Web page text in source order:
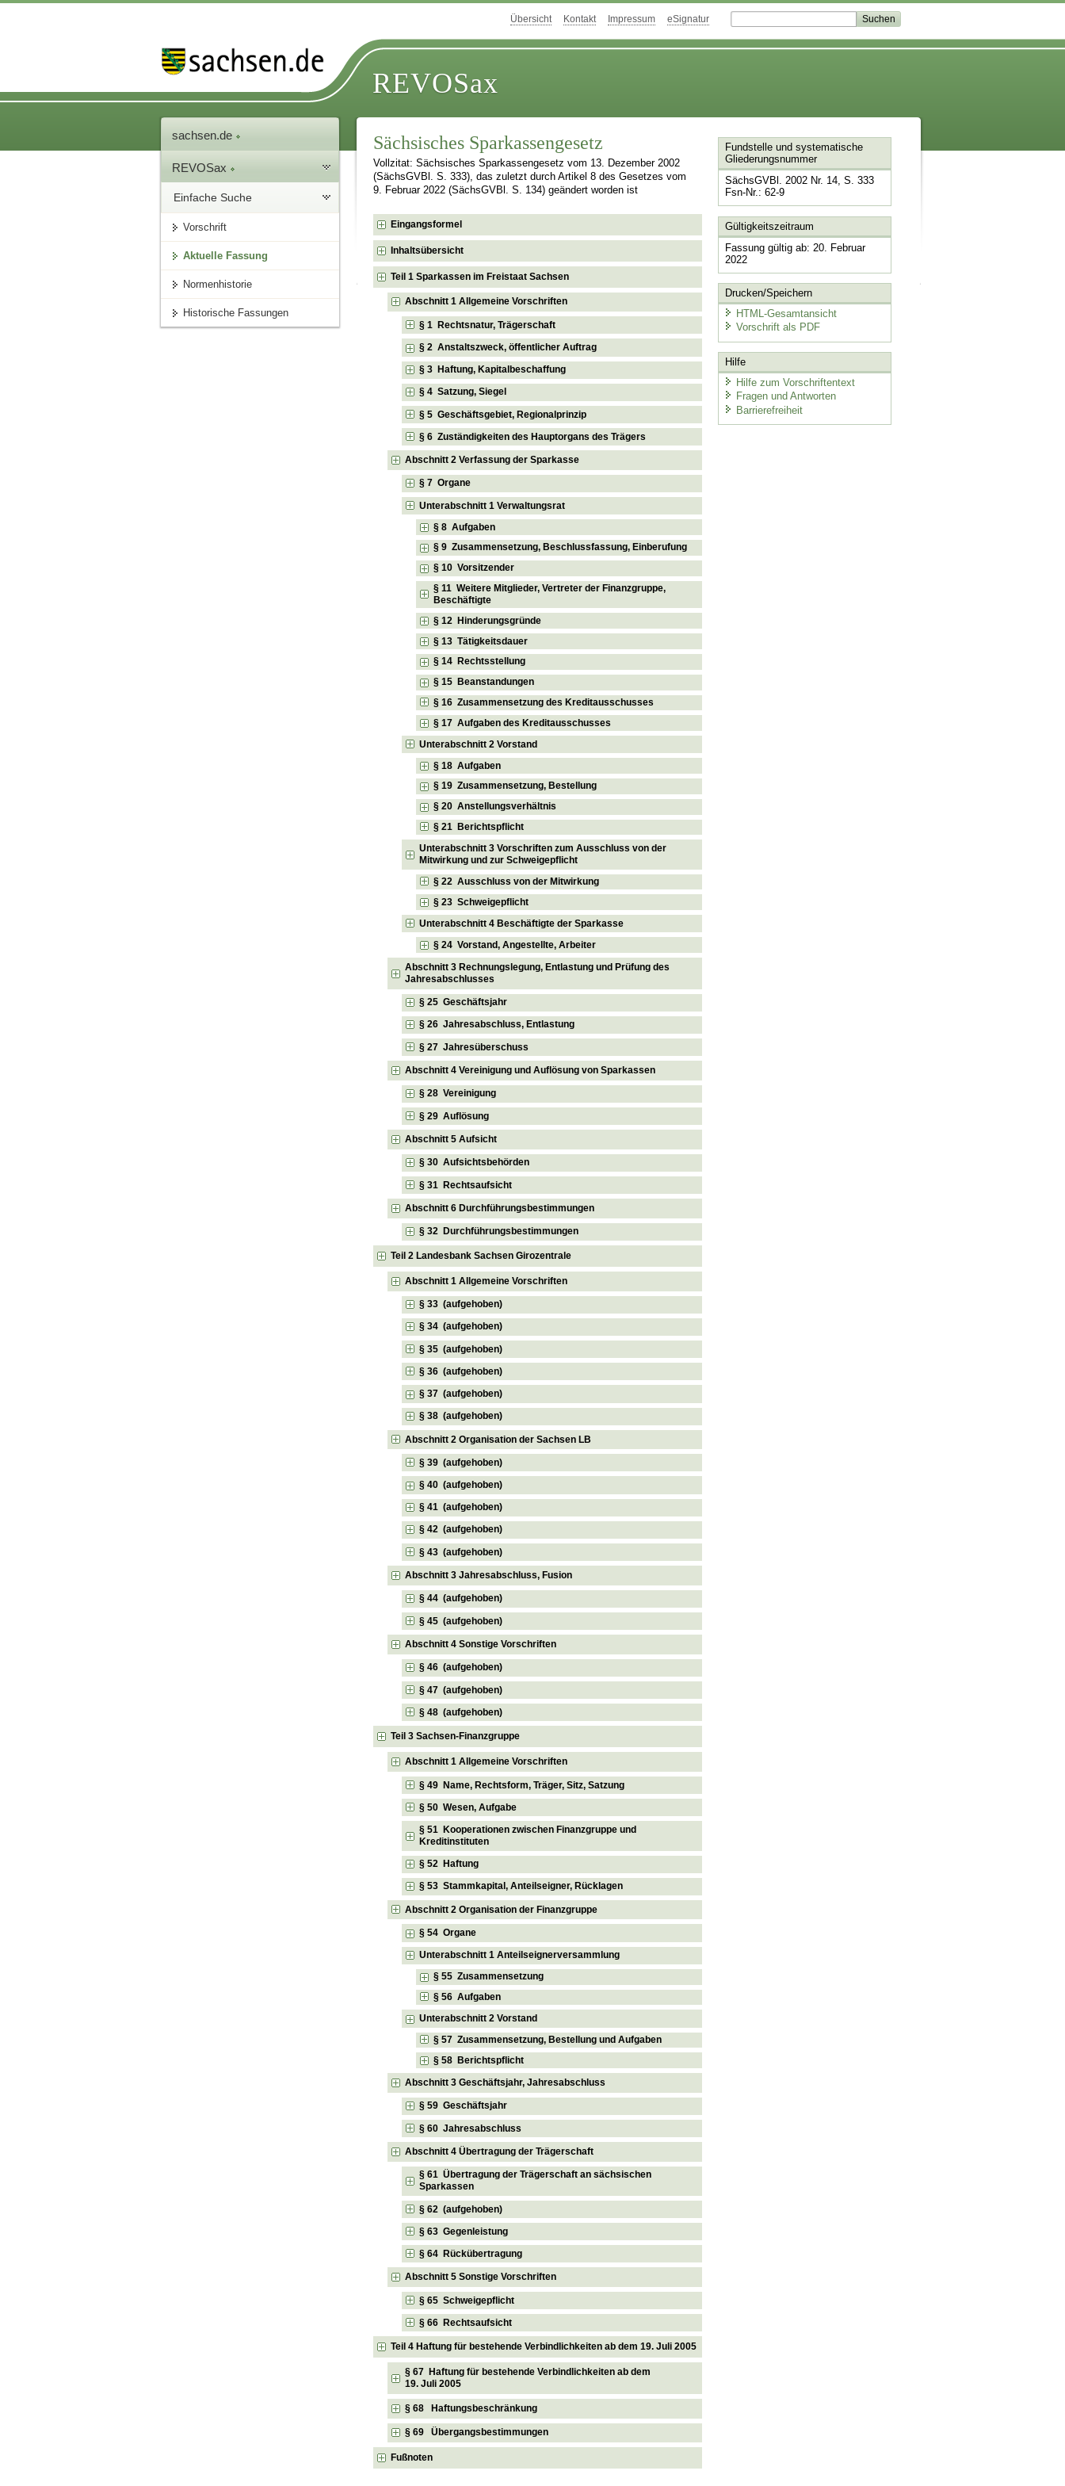
Übersicht Kontakt Impressum eSignatur
REVOSax
sachsen.de
REVOSax
Einfache Suche
Vorschrift
Aktuelle Fassung
Normenhistorie
Historische Fassungen
Sächsisches Sparkassengesetz
Vollzitat: Sächsisches Sparkassengesetz vom 13. Dezember 2002
(SächsGVBl. S. 333), das zuletzt durch Artikel 8 des Gesetzes vom
9. Februar 2022 (SächsGVBl. S. 134) geändert worden ist
Eingangsformel
Inhaltsübersicht
Teil 1 Sparkassen im Freistaat Sachsen
Abschnitt 1 Allgemeine Vorschriften
§ 1 Rechtsnatur, Trägerschaft
§ 2 Anstaltszweck, öffentlicher Auftrag
§ 3 Haftung, Kapitalbeschaffung
§ 4 Satzung, Siegel
§ 5 Geschäftsgebiet, Regionalprinzip
§ 6 Zuständigkeiten des Hauptorgans des Trägers
Abschnitt 2 Verfassung der Sparkasse
§ 7 Organe
Unterabschnitt 1 Verwaltungsrat
§ 8 Aufgaben
§ 9 Zusammensetzung, Beschlussfassung, Einberufung
§ 10 Vorsitzender
§ 11 Weitere Mitglieder, Vertreter der Finanzgruppe,
Beschäftigte
§ 12 Hinderungsgründe
§ 13 Tätigkeitsdauer
§ 14 Rechtsstellung
§ 15 Beanstandungen
§ 16 Zusammensetzung des Kreditausschusses
§ 17 Aufgaben des Kreditausschusses
Unterabschnitt 2 Vorstand
§ 18 Aufgaben
§ 19 Zusammensetzung, Bestellung
§ 20 Anstellungsverhältnis
§ 21 Berichtspflicht
Unterabschnitt 3 Vorschriften zum Ausschluss von der
Mitwirkung und zur Schweigepflicht
§ 22 Ausschluss von der Mitwirkung
§ 23 Schweigepflicht
Unterabschnitt 4 Beschäftigte der Sparkasse
§ 24 Vorstand, Angestellte, Arbeiter
Abschnitt 3 Rechnungslegung, Entlastung und Prüfung des
Jahresabschlusses
§ 25 Geschäftsjahr
§ 26 Jahresabschluss, Entlastung
§ 27 Jahresüberschuss
Abschnitt 4 Vereinigung und Auflösung von Sparkassen
§ 28 Vereinigung
§ 29 Auflösung
Abschnitt 5 Aufsicht
§ 30 Aufsichtsbehörden
§ 31 Rechtsaufsicht
Abschnitt 6 Durchführungsbestimmungen
§ 32 Durchführungsbestimmungen
Teil 2 Landesbank Sachsen Girozentrale
Abschnitt 1 Allgemeine Vorschriften
§ 33 (aufgehoben)
§ 34 (aufgehoben)
§ 35 (aufgehoben)
§ 36 (aufgehoben)
§ 37 (aufgehoben)
§ 38 (aufgehoben)
Abschnitt 2 Organisation der Sachsen LB
§ 39 (aufgehoben)
§ 40 (aufgehoben)
§ 41 (aufgehoben)
§ 42 (aufgehoben)
§ 43 (aufgehoben)
Abschnitt 3 Jahresabschluss, Fusion
§ 44 (aufgehoben)
§ 45 (aufgehoben)
Abschnitt 4 Sonstige Vorschriften
§ 46 (aufgehoben)
§ 47 (aufgehoben)
§ 48 (aufgehoben)
Teil 3 Sachsen-Finanzgruppe
Abschnitt 1 Allgemeine Vorschriften
§ 49 Name, Rechtsform, Träger, Sitz, Satzung
§ 50 Wesen, Aufgabe
§ 51 Kooperationen zwischen Finanzgruppe und
Kreditinstituten
§ 52 Haftung
§ 53 Stammkapital, Anteilseigner, Rücklagen
Abschnitt 2 Organisation der Finanzgruppe
§ 54 Organe
Unterabschnitt 1 Anteilseignerversammlung
§ 55 Zusammensetzung
§ 56 Aufgaben
Unterabschnitt 2 Vorstand
§ 57 Zusammensetzung, Bestellung und Aufgaben
§ 58 Berichtspflicht
Abschnitt 3 Geschäftsjahr, Jahresabschluss
§ 59 Geschäftsjahr
§ 60 Jahresabschluss
Abschnitt 4 Übertragung der Trägerschaft
§ 61 Übertragung der Trägerschaft an sächsischen
Sparkassen
§ 62 (aufgehoben)
§ 63 Gegenleistung
§ 64 Rückübertragung
Abschnitt 5 Sonstige Vorschriften
§ 65 Schweigepflicht
§ 66 Rechtsaufsicht
Teil 4 Haftung für bestehende Verbindlichkeiten ab dem 19. Juli 2005
§ 67 Haftung für bestehende Verbindlichkeiten ab dem
19. Juli 2005
§ 68 Haftungsbeschränkung
§ 69 Übergangsbestimmungen
Fußnoten
Fundstelle und systematische
Gliederungsnummer
SächsGVBl. 2002 Nr. 14, S. 333
Fsn-Nr.: 62-9
Gültigkeitszeitraum
Fassung gültig ab: 20. Februar
2022
Drucken/Speichern
HTML-Gesamtansicht
Vorschrift als PDF
Hilfe
Hilfe zum Vorschriftentext
Fragen und Antworten
Barrierefreiheit